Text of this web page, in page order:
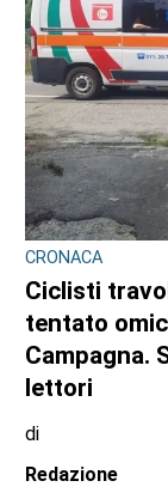
CRONACA
Ciclisti
tentato
Campagna.
lettori
di
Redazione